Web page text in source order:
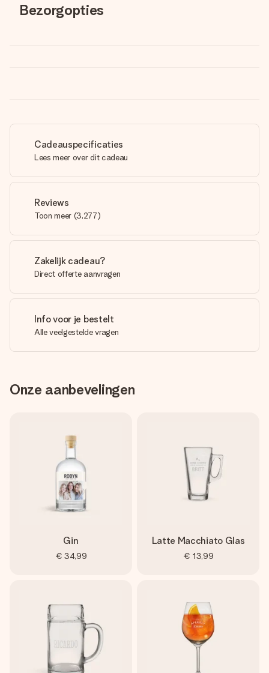
Bezorgopties
Cadeauspecificaties
Lees meer over dit cadeau
Reviews
Toon meer (3,277)
Zakelijk cadeau?
Direct offerte aanvragen
Info voor je bestelt
Alle veelgestelde vragen
Onze aanbevelingen
Gin
€ 34,99
Latte Macchiato Glas
€ 13,99